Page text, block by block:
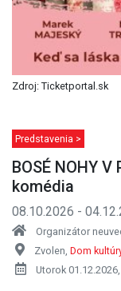
Zdroj: Ticketportal.sk
Predstavenia >
BOSÉ NOHY
komédia
08.10.2026 -
Organizátor
Zvolen, Dom
Utorok 01.12.2026,